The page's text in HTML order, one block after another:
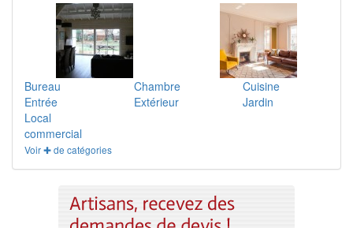
Bureau Chambre
Cuisine
Entrée
Extérieur
Jardin
Local
commercial
Voir ✚ de catégories